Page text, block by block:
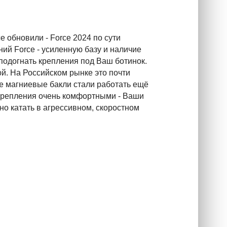
обновили - Force 2024 по сути
Force - усиленную базу и наличие
крепления под Ваш ботинок.
На Российском рынке это почти
магниевые бакли стали работать ещё
очень комфортными - Ваши
катать в агрессивном, скоростном